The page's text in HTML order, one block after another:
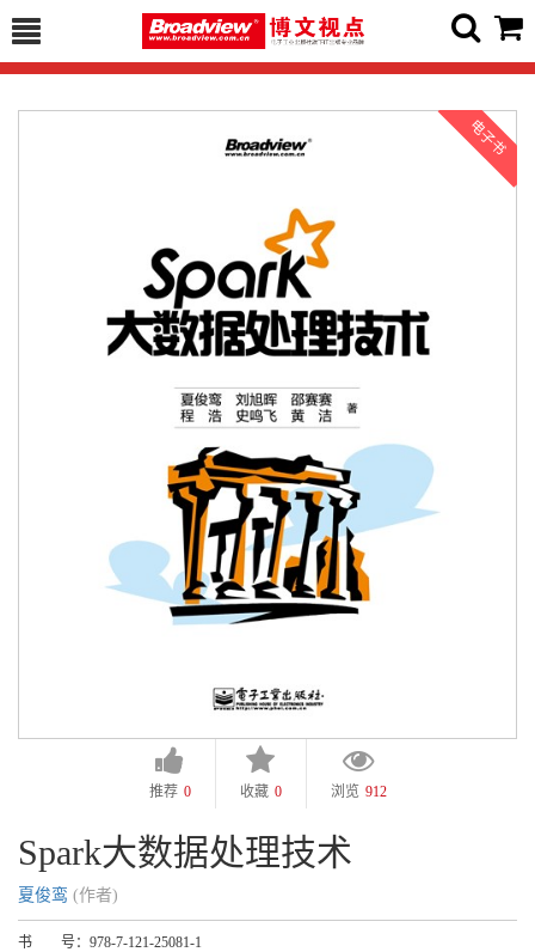
推荐 0 收藏 0 浏览 912
Spark大数据处理技术
夏俊鸾 (作者)
书 号： 978-7-121-25081-1